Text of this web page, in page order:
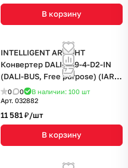
В корзину
INTELLIGENT ARLIGHT
Конвертер DALI-309-4-D2-IN
(DALI-BUS, Free purpose) (IARL,
Пластик)
0 0 В наличии: 100 шт
Арт. 032882
11 581 ₽/шт
В корзину